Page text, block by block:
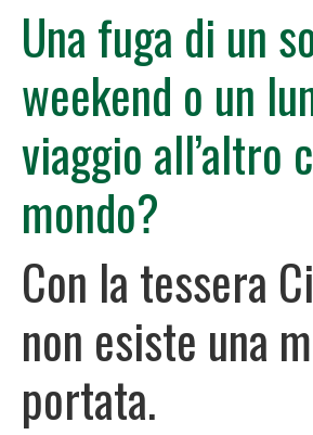
Una fuga di un
weekend o un
viaggio all’altro
mondo?
Con la tessera
non esiste una
portata.